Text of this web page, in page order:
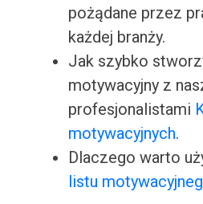
pożądane przez
każdej branży.
Jak szybko
motywacyjny z
profesjonalistami
motywacyjnych.
Dlaczego warto
listu